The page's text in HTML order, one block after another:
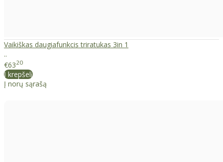
Vaikiškas daugiafunkcis triratukas 3in 1
..
€6320
Į krepšelį
Į norų sąrašą